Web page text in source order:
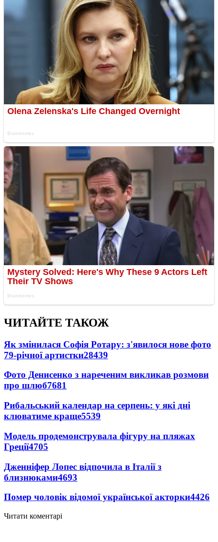
ЧИТАЙТЕ ТАКОЖ
Як змінилася Софія Ротару: з'явилося нове фото
79-річної артистки28439
Фото Денисенко з нареченим викликав розмови
про шлюб7681
Рибальський календар на серпень: у які дні
клюватиме краще5539
Модель продемонструвала фігуру на пляжах
Греції4705
Дженніфер Лопес відпочила в Італії з
близнюками4693
Помер чоловік відомої української акторки4426
Читати коментарі